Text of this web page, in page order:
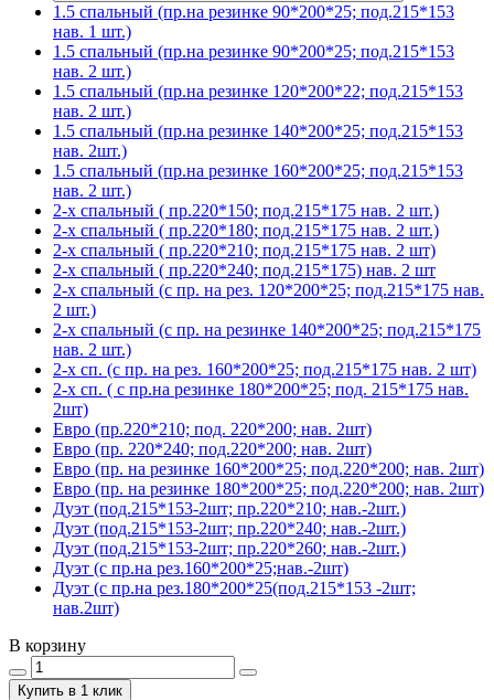
1.5 спальный (пр.на резинке 90*200*25; под.215*153
нав. 1 шт.)
1.5 спальный (пр.на резинке 90*200*25; под.215*153
нав. 2 шт.)
1.5 спальный (пр.на резинке 120*200*22; под.215*153
нав. 2 шт.)
1.5 спальный (пр.на резинке 140*200*25; под.215*153
нав. 2шт.)
1.5 спальный (пр.на резинке 160*200*25; под.215*153
нав. 2 шт.)
2-х спальный ( пр.220*150; под.215*175 нав. 2 шт.)
2-х спальный ( пр.220*180; под.215*175 нав. 2 шт.)
2-х спальный ( пр.220*210; под.215*175 нав. 2 шт)
2-х спальный ( пр.220*240; под.215*175) нав. 2 шт
2-х спальный (с пр. на рез. 120*200*25; под.215*175 нав.
2 шт.)
2-х спальный (с пр. на резинке 140*200*25; под.215*175
нав. 2 шт.)
2-х сп. (с пр. на рез. 160*200*25; под.215*175 нав. 2 шт)
2-х сп. ( с пр.на резинке 180*200*25; под. 215*175 нав.
2шт)
Евро (пр.220*210; под. 220*200; нав. 2шт)
Евро (пр. 220*240; под.220*200; нав. 2шт)
Евро (пр. на резинке 160*200*25; под.220*200; нав. 2шт)
Евро (пр. на резинке 180*200*25; под.220*200; нав. 2шт)
Дуэт (под.215*153-2шт; пр.220*210; нав.-2шт.)
Дуэт (под.215*153-2шт; пр.220*240; нав.-2шт.)
Дуэт (под.215*153-2шт; пр.220*260; нав.-2шт.)
Дуэт (с пр.на рез.160*200*25;нав.-2шт)
Дуэт (с пр.на рез.180*200*25(под.215*153 -2шт;
нав.2шт)
В корзину
Купить в 1 клик